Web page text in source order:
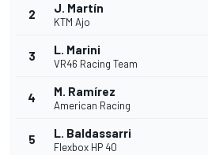
2 J. Martín
KTM Ajo
3 L. Marini
VR46 Racing Team
4 M. Ramírez
American Racing
5 L. Baldassarri
Flexbox HP 40